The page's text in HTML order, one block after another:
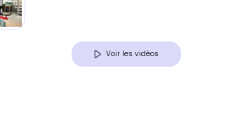
Voir les vidéos